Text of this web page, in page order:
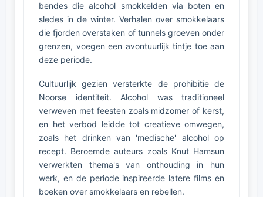
bendes die alcohol smokkelden via boten en
sledes in de winter. Verhalen over smokkelaars
die fjorden overstaken of tunnels groeven onder
grenzen, voegen een avontuurlijk tintje toe aan
deze periode.
Cultuurlijk gezien versterkte de prohibitie de
Noorse identiteit. Alcohol was traditioneel
verweven met feesten zoals midzomer of kerst,
en het verbod leidde tot creatieve omwegen,
zoals het drinken van 'medische' alcohol op
recept. Beroemde auteurs zoals Knut Hamsun
verwerkten thema's van onthouding in hun
werk, en de periode inspireerde latere films en
boeken over smokkelaars en rebellen.